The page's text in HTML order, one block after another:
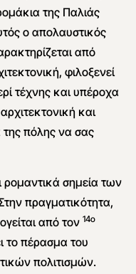
της Παλιάς
ο απολαυστικός
από
φιλοξενεί
τέχνης και υπέροχα
και
πόλης να σας
σημεία των
πραγματικότητα,
από τον 14ο
το πέρασμα του
πολιτισμών.